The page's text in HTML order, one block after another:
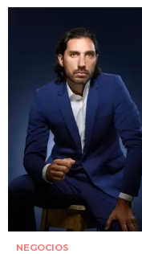
NEGOCIOS